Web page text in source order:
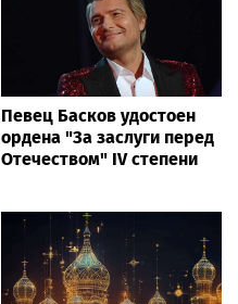
Певец Басков удостоен
ордена "За заслуги перед
Отечеством" IV степени